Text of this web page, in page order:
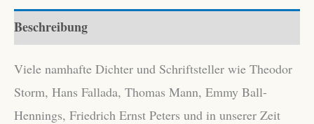
Goethe
Menge
Beschreibung
Viele namhafte Dichter und Schriftsteller wie Theodor
Storm, Hans Fallada, Thomas Mann, Emmy Ball-
Hennings, Friedrich Ernst Peters und in unserer Zeit